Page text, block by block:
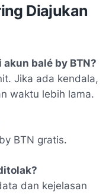
Diajukan
balé by BTN?
Jika ada kendala,
waktu lebih lama.
BTN gratis.
dan kejelasan